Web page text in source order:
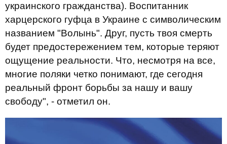
украинского гражданства). Воспитанник
харцерского гуфца в Украине с символическим
названием "Волынь". Друг, пусть твоя смерть
будет предостережением тем, которые теряют
ощущение реальности. Что, несмотря на все,
многие поляки четко понимают, где сегодня
реальный фронт борьбы за нашу и вашу
свободу", - отметил он.